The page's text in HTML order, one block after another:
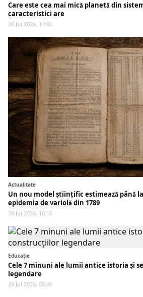
Care este cea mai mică planetă din
caracteristici are
28 Jul 2026, 14:00
Actualitate
Un nou model științific estimează până
epidemia de variolă din 1789
28 Jul 2026, 10:10
Educaţie
Cele 7 minuni ale lumii antice istoria și
legendare
28 Jul 2026, 08:00